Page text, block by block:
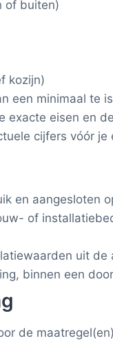
of buiten)
kozijn)
minimaal te
eisen en
cijfers vóór je
en aangesloten
of
uit de
binnen een
de